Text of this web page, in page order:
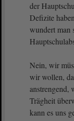
der
Defizite
wundert man
Nein, wir
wir wollen,
anstrengend,
Trägheit
kann es uns